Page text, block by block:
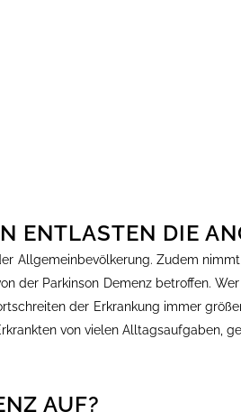
ENTLASTEN DIE
Allgemeinbevölkerung. Zudem
der Parkinson Demenz betroffen.
der Erkrankung immer
von vielen Alltagsaufgaben,
AUF?